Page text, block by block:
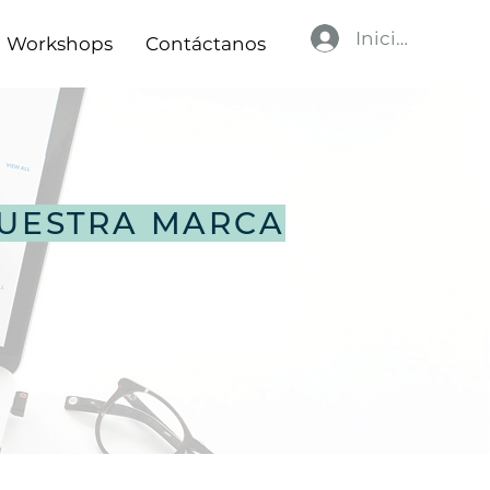
Workshops Contáctanos Iniciar sesión
MARCA